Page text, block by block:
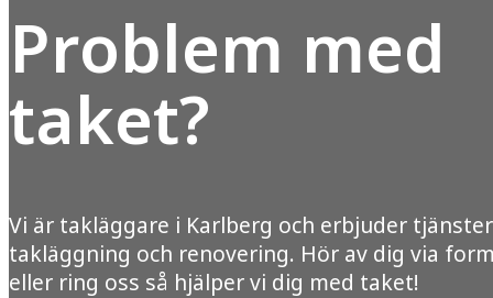
Problem med
taket?
Vi är takläggare i Karlberg och erbjuder
takläggning och renovering. Hör av dig via
eller ring oss så hjälper vi dig med taket!